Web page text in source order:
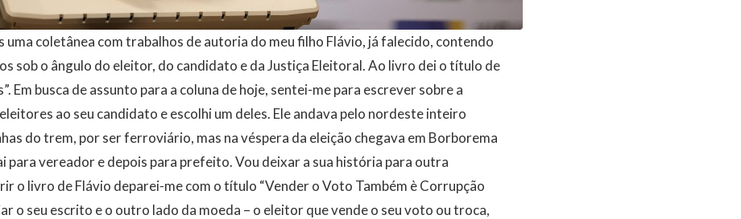
uma coletânea com trabalhos de autoria do meu filho Flávio, já falecido, contendo
sob o ângulo do eleitor, do candidato e da Justiça Eleitoral. Ao livro dei o título de
Em busca de assunto para a coluna de hoje, sentei-me para escrever sobre a
ao seu candidato e escolhi um deles. Ele andava pelo nordeste inteiro
do trem, por ser ferroviário, mas na véspera da eleição chegava em Borborema
para vereador e depois para prefeito. Vou deixar a sua história para outra
o livro de Flávio deparei-me com o título “Vender o Voto Também è Corrupção
o seu escrito e o outro lado da moeda – o eleitor que vende o seu voto ou troca,